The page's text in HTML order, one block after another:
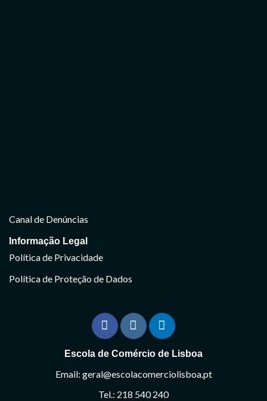
Canal de Denúncias
Informação Legal
Política de Privacidade
Política de Proteção de Dados
Escola de Comércio de Lisboa
Email: geral@escolacomerciolisboa.pt
Tel.: 218 540 240